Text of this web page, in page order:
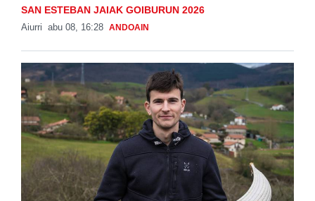
SAN ESTEBAN JAIAK GOIBURUN 2026
Aiurri abu 08, 16:28 ANDOAIN